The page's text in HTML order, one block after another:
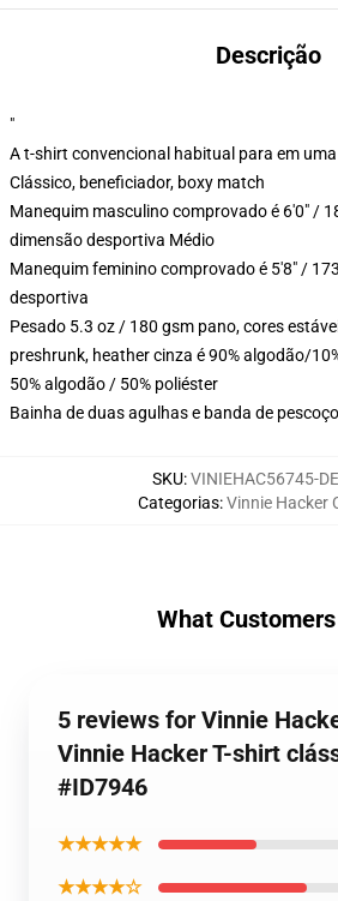
Descrição
"
A t-shirt convencional habitual para em
Clássico, beneficiador, boxy match
Manequim masculino comprovado é 6'0" /
dimensão desportiva Médio
Manequim feminino comprovado é 5'8" /
desportiva
Pesado 5.3 oz / 180 gsm pano, cores
preshrunk, heather cinza é 90% algodão/
50% algodão / 50% poliéster
Bainha de duas agulhas e banda de
SKU:VINIEHAC56745-
Categorias:Vinnie Hacker
What
5 reviews for Vinnie
Vinnie Hacker T-shirt
#ID7946
★★★★★
★★★★☆